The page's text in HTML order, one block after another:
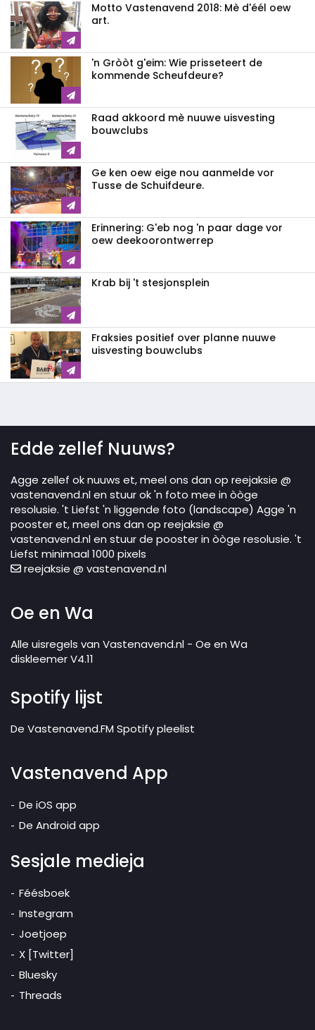
Motto Vastenavend 2018: Mè d'éél oew
art.
'n Gròòt g'eim: Wie prisseteert de
kommende Scheufdeure?
Raad akkoord mè nuuwe uisvesting
bouwclubs
Ge ken oew eige nou aanmelde vor
Tusse de Schuifdeure.
Erinnering: G'eb nog 'n paar dage vor
oew deekoorontwerrep
Krab bij 't stesjonsplein
Fraksies positief over planne nuuwe
uisvesting bouwclubs
Edde zellef Nuuws?
Agge zellef ok nuuws et, meel ons dan op reejaksie @
vastenavend.nl en stuur ok 'n foto mee in òòge
resolusie. 't Liefst 'n liggende foto (landscape) Agge 'n
pooster et, meel ons dan op reejaksie @
vastenavend.nl en stuur de pooster in òòge resolusie. 't
Liefst minimaal 1000 pixels
reejaksie @ vastenavend.nl
Oe en Wa
Alle uisregels van Vastenavend.nl - Oe en Wa
diskleemer V4.11
Spotify lijst
De Vastenavend.FM Spotify pleelist
Vastenavend App
De iOS app
De Android app
Sesjale medieja
Féésboek
Instegram
Joetjoep
X [Twitter]
Bluesky
Threads